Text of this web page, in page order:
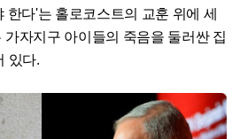
한다'는 홀로코스트의 교훈 위에 세
자지구 아이들의 죽음을 둘러싼 집
있다.